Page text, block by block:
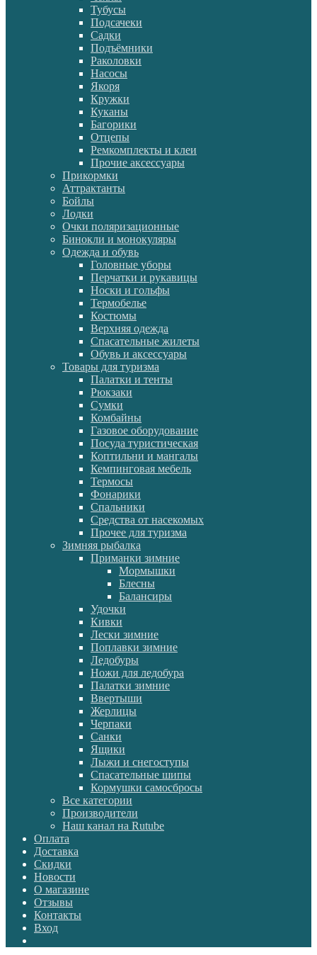
Тубусы
Подсачеки
Садки
Подъёмники
Раколовки
Насосы
Якоря
Кружки
Куканы
Багорики
Отцепы
Ремкомплекты и клеи
Прочие аксессуары
Прикормки
Аттрактанты
Бойлы
Лодки
Очки поляризационные
Бинокли и монокуляры
Одежда и обувь
Головные уборы
Перчатки и рукавицы
Носки и гольфы
Термобелье
Костюмы
Верхняя одежда
Спасательные жилеты
Обувь и аксессуары
Товары для туризма
Палатки и тенты
Рюкзаки
Сумки
Комбайны
Газовое оборудование
Посуда туристическая
Коптильни и мангалы
Кемпинговая мебель
Термосы
Фонарики
Спальники
Средства от насекомых
Прочее для туризма
Зимняя рыбалка
Приманки зимние
Мормышки
Блесны
Балансиры
Удочки
Кивки
Лески зимние
Поплавки зимние
Ледобуры
Ножи для ледобура
Палатки зимние
Ввертыши
Жерлицы
Черпаки
Санки
Ящики
Лыжи и снегоступы
Спасательные шипы
Кормушки самосбросы
Все категории
Производители
Наш канал на Rutube
Оплата
Доставка
Скидки
Новости
О магазине
Отзывы
Контакты
Вход